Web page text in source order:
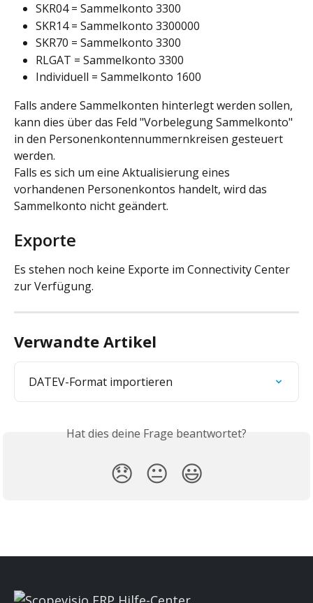
SKR04 = Sammelkonto 3300
SKR14 = Sammelkonto 3300000
SKR70 = Sammelkonto 3300
RLGAT = Sammelkonto 3300
Individuell = Sammelkonto 1600
Falls andere Sammelkonten hinterlegt werden sollen,
kann dies über das Feld "Vorbelegung Sammelkonto"
in den Personenkontennummernkreisen gesteuert
werden.
Falls es sich um eine Aktualisierung eines
vorhandenen Personenkontos handelt, wird das
Sammelkonto nicht geändert.
Exporte
Es stehen noch keine Exporte im Connectivity Center
zur Verfügung.
Verwandte Artikel
DATEV-Format importieren
Hat dies deine Frage beantwortet?
😞 😐 😃